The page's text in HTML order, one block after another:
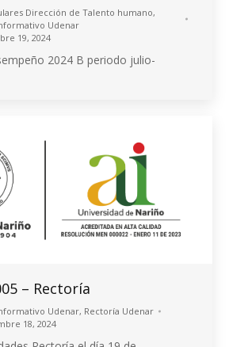
Dirección de Talento humano,
Udenar
19, 2024
2024 B periodo julio-
– Rectoría
Udenar, Rectoría Udenar
18, 2024